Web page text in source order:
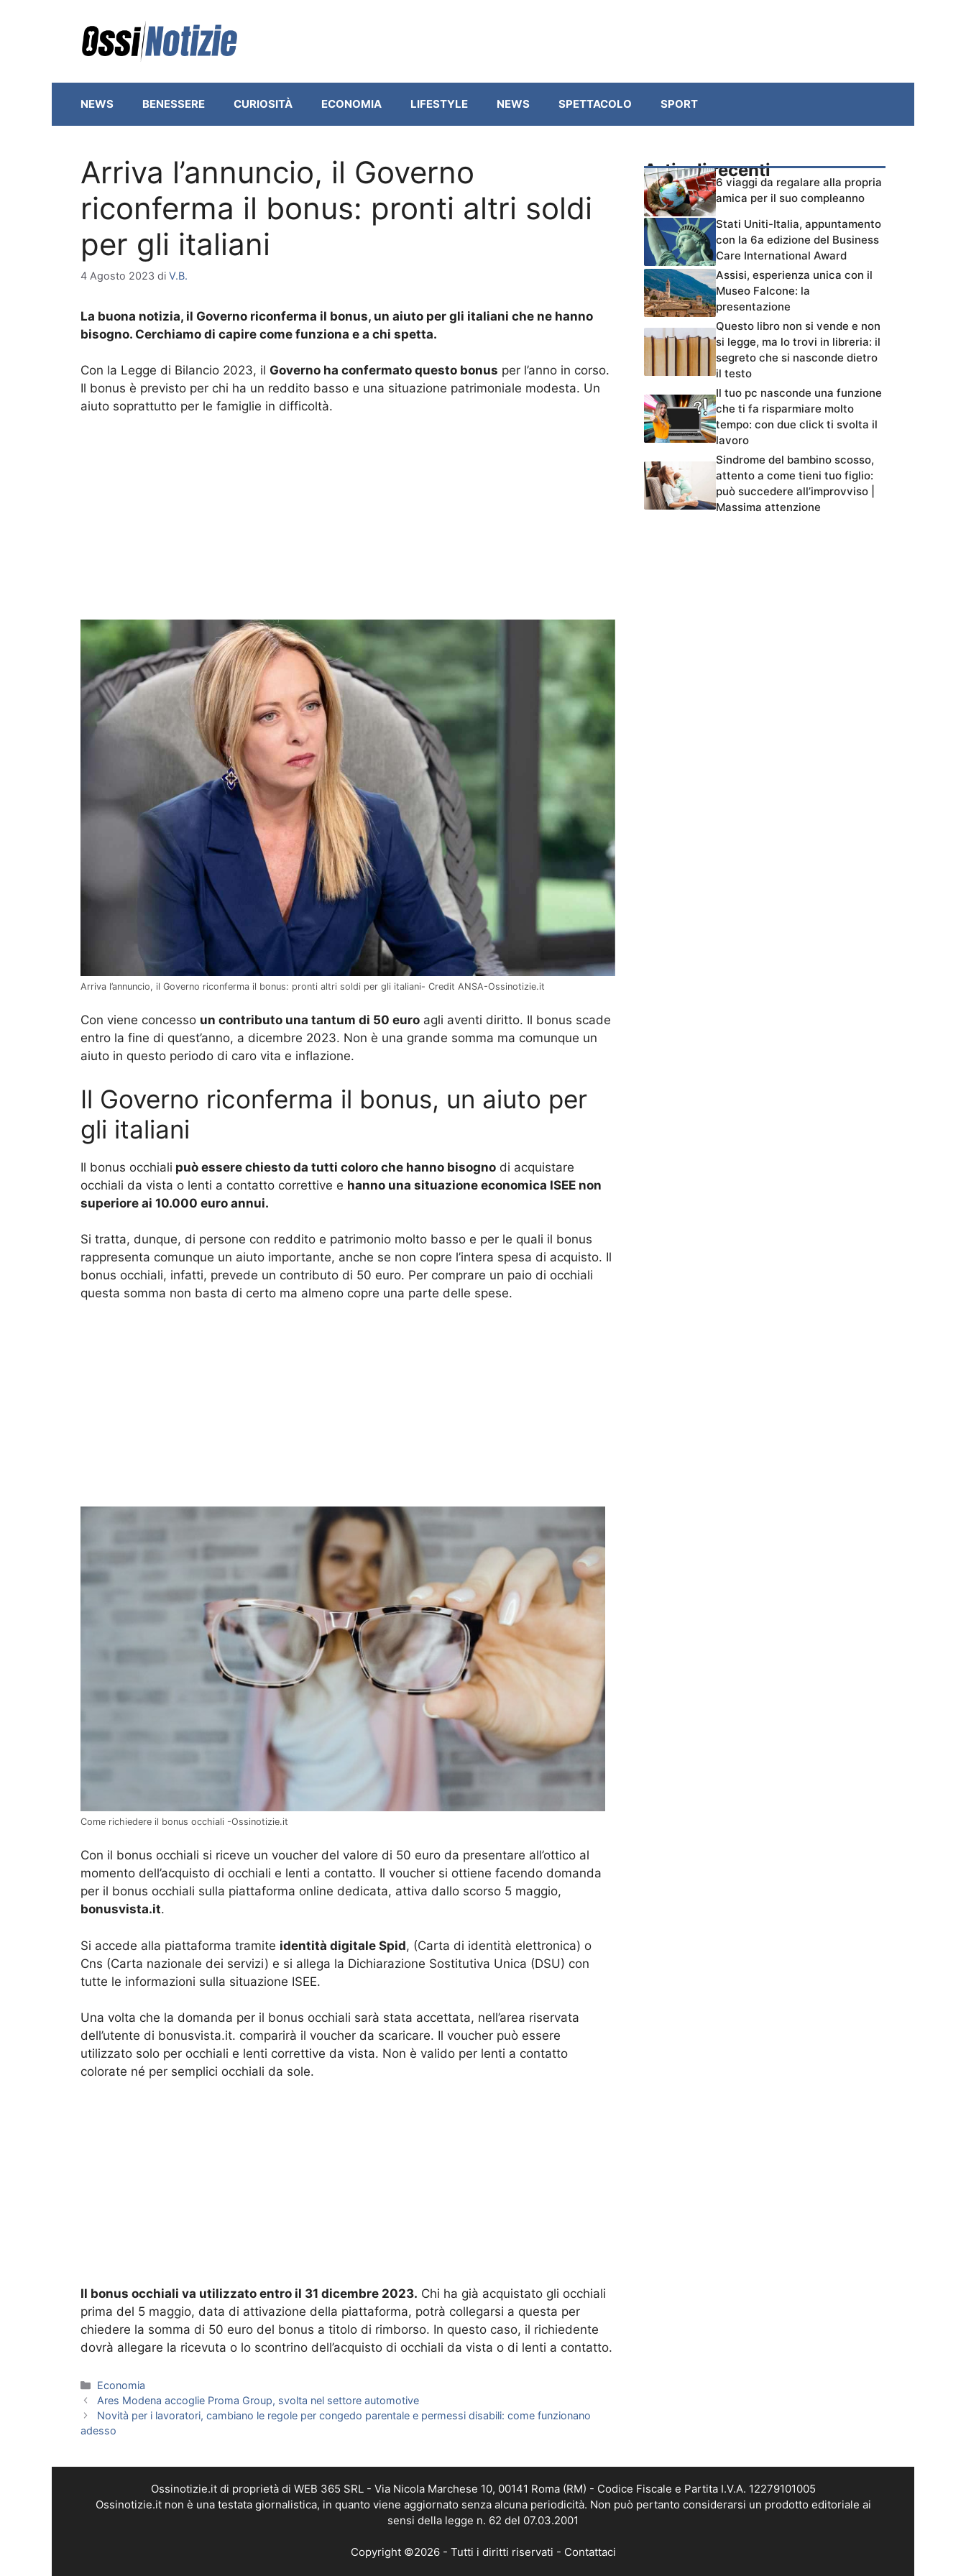
NEWS BENESSERE CURIOSITÀ ECONOMIA LIFESTYLE NEWS SPETTACOLO SPORT
Arriva l’annuncio, il Governo
riconferma il bonus: pronti altri soldi
per gli italiani
4 Agosto 2023 di V.B.
La buona notizia, il Governo riconferma il bonus, un aiuto per gli italiani che ne hanno
bisogno. Cerchiamo di capire come funziona e a chi spetta.
Con la Legge di Bilancio 2023, il Governo ha confermato questo bonus per l’anno in corso.
Il bonus è previsto per chi ha un reddito basso e una situazione patrimoniale modesta. Un
aiuto soprattutto per le famiglie in difficoltà.
Arriva l’annuncio, il Governo riconferma il bonus: pronti altri soldi per gli italiani- Credit ANSA-Ossinotizie.it
Con viene concesso un contributo una tantum di 50 euro agli aventi diritto. Il bonus scade
entro la fine di quest’anno, a dicembre 2023. Non è una grande somma ma comunque un
aiuto in questo periodo di caro vita e inflazione.
Il Governo riconferma il bonus, un aiuto per
gli italiani
Il bonus occhiali può essere chiesto da tutti coloro che hanno bisogno di acquistare
occhiali da vista o lenti a contatto correttive e hanno una situazione economica ISEE non
superiore ai 10.000 euro annui.
Si tratta, dunque, di persone con reddito e patrimonio molto basso e per le quali il bonus
rappresenta comunque un aiuto importante, anche se non copre l’intera spesa di acquisto. Il
bonus occhiali, infatti, prevede un contributo di 50 euro. Per comprare un paio di occhiali
questa somma non basta di certo ma almeno copre una parte delle spese.
Come richiedere il bonus occhiali -Ossinotizie.it
Con il bonus occhiali si riceve un voucher del valore di 50 euro da presentare all’ottico al
momento dell’acquisto di occhiali e lenti a contatto. Il voucher si ottiene facendo domanda
per il bonus occhiali sulla piattaforma online dedicata, attiva dallo scorso 5 maggio,
bonusvista.it.
Si accede alla piattaforma tramite identità digitale Spid, (Carta di identità elettronica) o
Cns (Carta nazionale dei servizi) e si allega la Dichiarazione Sostitutiva Unica (DSU) con
tutte le informazioni sulla situazione ISEE.
Una volta che la domanda per il bonus occhiali sarà stata accettata, nell’area riservata
dell’utente di bonusvista.it. comparirà il voucher da scaricare. Il voucher può essere
utilizzato solo per occhiali e lenti correttive da vista. Non è valido per lenti a contatto
colorate né per semplici occhiali da sole.
Il bonus occhiali va utilizzato entro il 31 dicembre 2023. Chi ha già acquistato gli occhiali
prima del 5 maggio, data di attivazione della piattaforma, potrà collegarsi a questa per
chiedere la somma di 50 euro del bonus a titolo di rimborso. In questo caso, il richiedente
dovrà allegare la ricevuta o lo scontrino dell’acquisto di occhiali da vista o di lenti a contatto.
Categorie
Economia
Ares Modena accoglie Proma Group, svolta nel settore automotive
Novità per i lavoratori, cambiano le regole per congedo parentale e permessi disabili: come funzionano
adesso
Articoli recenti
6 viaggi da regalare alla propria
amica per il suo compleanno
Stati Uniti-Italia, appuntamento
con la 6a edizione del Business
Care International Award
Assisi, esperienza unica con il
Museo Falcone: la
presentazione
Questo libro non si vende e non
si legge, ma lo trovi in libreria: il
segreto che si nasconde dietro
il testo
Il tuo pc nasconde una funzione
che ti fa risparmiare molto
tempo: con due click ti svolta il
lavoro
Sindrome del bambino scosso,
attento a come tieni tuo figlio:
può succedere all’improvviso |
Massima attenzione
Ossinotizie.it di proprietà di WEB 365 SRL - Via Nicola Marchese 10, 00141 Roma (RM) - Codice Fiscale e Partita I.V.A. 12279101005
Ossinotizie.it non è una testata giornalistica, in quanto viene aggiornato senza alcuna periodicità. Non può pertanto considerarsi un prodotto editoriale ai
sensi della legge n. 62 del 07.03.2001
Copyright ©2026 - Tutti i diritti riservati - Contattaci